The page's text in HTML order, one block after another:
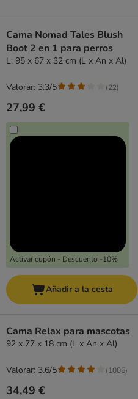
Cama Nomad Tales Blush
Boot 2 en 1 para perros
L: 95 x 67 x 32 cm (L x An x Al)
27,99 €
Activar cupón - Descuento -10%
Valorar: 3.3/5 (22)
Añadir a la cesta
Cama Relax para mascotas
92 x 77 x 18 cm (L x An x Al)
34,49 €
Valorar: 3.6/5 (1006)